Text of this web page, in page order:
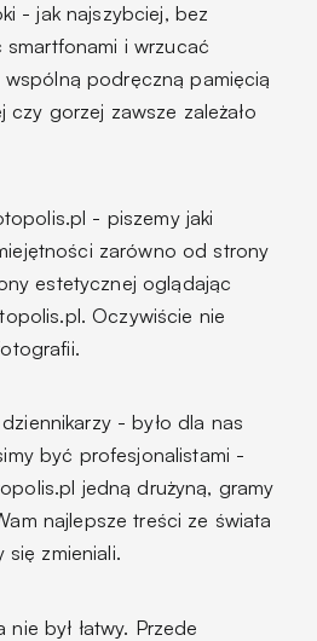
- jak najszybciej, bez
i wrzucać
podręczną pamięcią
gorzej zawsze zależało
- piszemy jaki
zarówno od strony
estetycznej oglądając
Oczywiście nie
- było dla nas
być profesjonalistami -
jedną drużyną, gramy
najlepsze treści ze świata
zmieniali.
był łatwy. Przede